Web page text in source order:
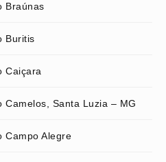
Braúnas
Buritis
Caiçara
Camelos, Santa Luzia – MG
Campo Alegre